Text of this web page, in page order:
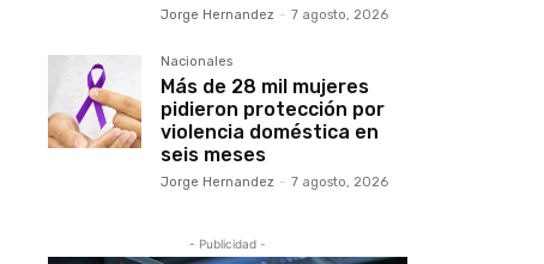
Jorge Hernandez - 7 agosto, 2026
Nacionales
Más de 28 mil mujeres
pidieron protección por
violencia doméstica en
seis meses
Jorge Hernandez - 7 agosto, 2026
- Publicidad -